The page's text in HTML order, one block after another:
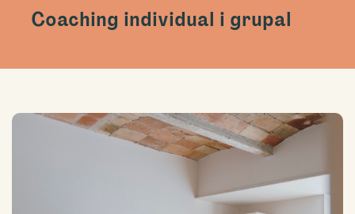
Coaching individual i grupal